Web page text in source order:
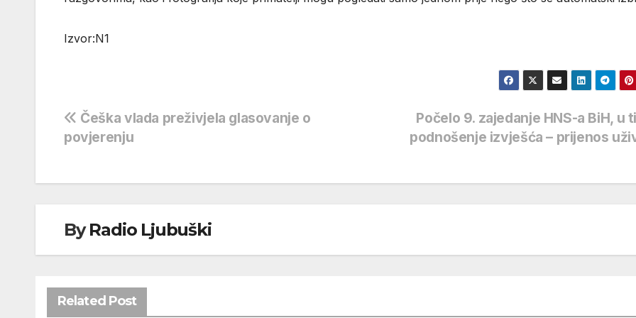
Izvor:N1
Navigacija
objava
Počelo 9. zajedanje HNS-a BiH, u
podnošenje izvješća – prijenos
Češka vlada preživjela glasovanje o
povjerenju
ByRadio Ljubuški
Related Post